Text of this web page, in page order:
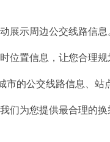
展示周边公交线路信息
位置信息，让您合理规
的公交线路信息、站
们为您提供最合理的